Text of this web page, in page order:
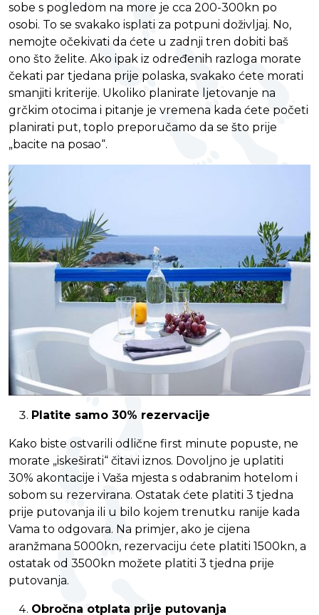
sobe s pogledom na more je cca 200-300kn po
osobi. To se svakako isplati za potpuni doživljaj. No,
nemojte očekivati da ćete u zadnji tren dobiti baš
ono što želite. Ako ipak iz određenih razloga morate
čekati par tjedana prije polaska, svakako ćete morati
smanjiti kriterije. Ukoliko planirate ljetovanje na
grčkim otocima i pitanje je vremena kada ćete početi
planirati put, toplo preporučamo da se što prije
„bacite na posao“.
Platite samo 30% rezervacije
Kako biste ostvarili odlične first minute popuste, ne
morate „iskeširati“ čitavi iznos. Dovoljno je uplatiti
30% akontacije i Vaša mjesta s odabranim hotelom i
sobom su rezervirana. Ostatak ćete platiti 3 tjedna
prije putovanja ili u bilo kojem trenutku ranije kada
Vama to odgovara. Na primjer, ako je cijena
aranžmana 5000kn, rezervaciju ćete platiti 1500kn, a
ostatak od 3500kn možete platiti 3 tjedna prije
putovanja.
Obročna otplata prije putovanja